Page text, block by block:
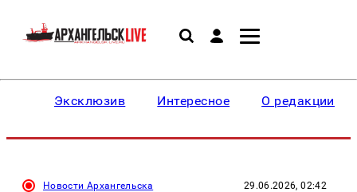
Эксклюзив Интересное О редакции
Новости Архангельска 29.06.2026, 02:42